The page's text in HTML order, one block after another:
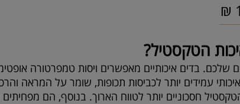
₪
הטקסטיל?
בדים איכותיים מאפשרים ויסות טמפרטורה
עמידים יותר לכביסות תכופות, שומר על המראה
חסכוניים יותר לטווח הארוך. בנוסף, הם